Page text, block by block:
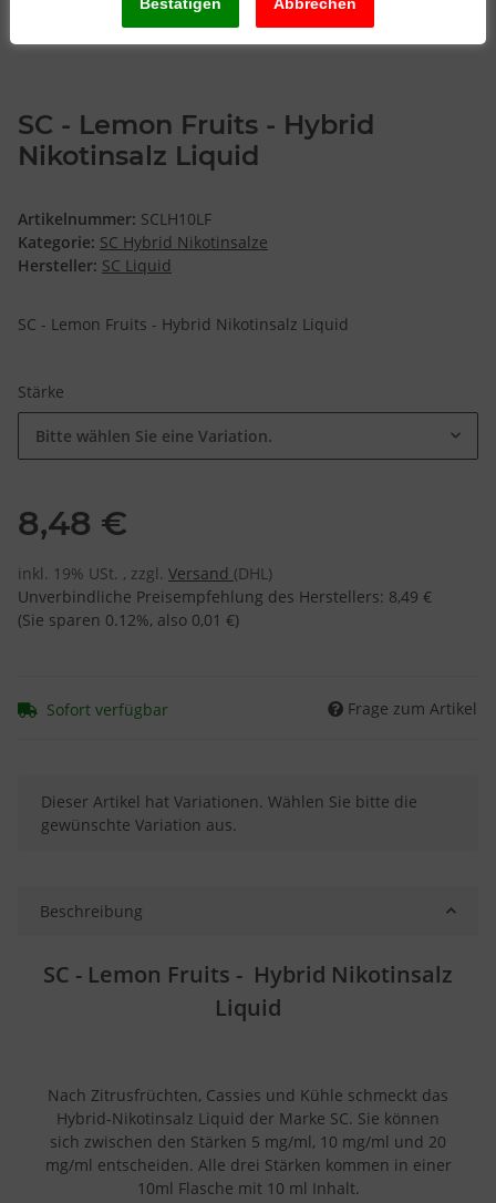
SC - Lemon Fruits - Hybrid
Nikotinsalz Liquid
Artikelnummer: SCLH10LF
Kategorie: SC Hybrid Nikotinsalze
Hersteller: SC Liquid
SC - Lemon Fruits - Hybrid Nikotinsalz Liquid
Stärke
Bitte wählen Sie eine Variation.
8,48 €
inkl. 19% USt. , zzgl. Versand (DHL)
Unverbindliche Preisempfehlung des Herstellers: 8,49 €
(Sie sparen 0.12%, also 0,01 €)
Sofort verfügbar Frage zum Artikel
x
Dieser Artikel hat Variationen. Wählen Sie bitte die
gewünschte Variation aus.
Beschreibung
SC - Lemon Fruits - Hybrid Nikotinsalz
Liquid
Nach Zitrusfrüchten, Cassies und Kühle schmeckt das
Hybrid-Nikotinsalz Liquid der Marke SC. Sie können
sich zwischen den Stärken 5 mg/ml, 10 mg/ml und 20
mg/ml entscheiden. Alle drei Stärken kommen in einer
10ml Flasche mit 10 ml Inhalt.